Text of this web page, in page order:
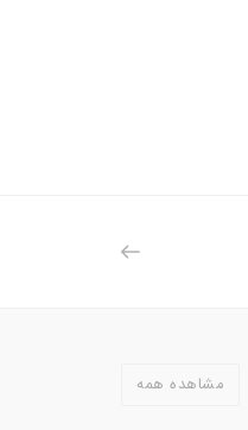
مشاهده همه